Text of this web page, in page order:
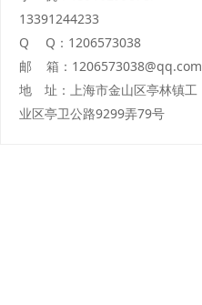
13391244233
Q Q：1206573038
邮 箱：1206573038@qq.com
地 址：上海市金山区亭林镇工
业区亭卫公路9299弄79号